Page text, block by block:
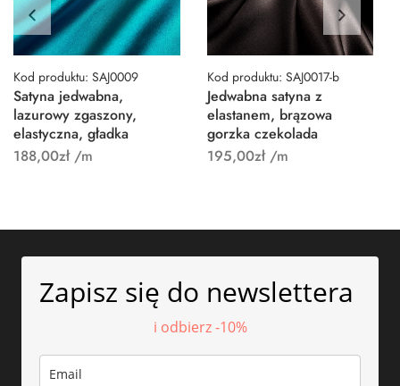
Kod produktu: SAJ0009
Satyna jedwabna,
lazurowy zgaszony,
elastyczna, gładka
188,00zł/m
Kod produktu: SAJ0017-b
Jedwabna satyna z
elastanem, brązowa
gorzka czekolada
195,00zł/m
Zapisz się do newslettera
i odbierz -10%